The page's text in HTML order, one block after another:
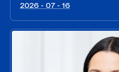
2026 - 07 - 16